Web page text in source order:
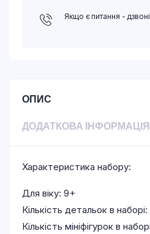
Якщо є питання -
ОПИС
ДОДАТКОВА ІНФОРМАЦІЯ
Характеристика набору:
Для віку: 9+
Кількість детальок в наборі:
Кількість мініфігурок в